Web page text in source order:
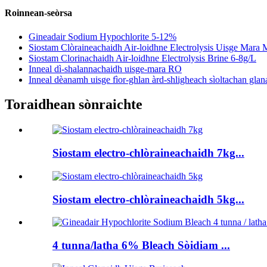
Roinnean-seòrsa
Gineadair Sodium Hypochlorite 5-12%
Siostam Clòraineachaidh Air-loidhne Electrolysis Uisge Mara
Siostam Clorinachaidh Air-loidhne Electrolysis Brine 6-8g/L
Inneal dì-shalannachaidh uisge-mara RO
Inneal dèanamh uisge fìor-ghlan àrd-shligheach sìoltachan
Toraidhean sònraichte
Siostam electro-chlòraineachaidh 7kg...
Siostam electro-chlòraineachaidh 5kg...
4 tunna/latha 6% Bleach Sòidiam ...